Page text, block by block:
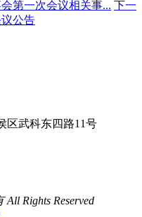
第一次会议相关事... 下一
公告
区武科东四路11号
Rights Reserved